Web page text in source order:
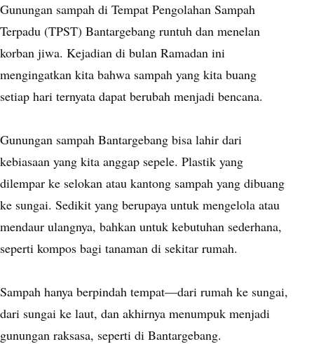
Gunungan sampah di Tempat Pengolahan Sampah
Terpadu (TPST) Bantargebang runtuh dan menelan
korban jiwa. Kejadian di bulan Ramadan ini
mengingatkan kita bahwa sampah yang kita buang
setiap hari ternyata dapat berubah menjadi bencana.
Gunungan sampah Bantargebang bisa lahir dari
kebiasaan yang kita anggap sepele. Plastik yang
dilempar ke selokan atau kantong sampah yang dibuang
ke sungai. Sedikit yang berupaya untuk mengelola atau
mendaur ulangnya, bahkan untuk kebutuhan sederhana,
seperti kompos bagi tanaman di sekitar rumah.
Sampah hanya berpindah tempat—dari rumah ke sungai,
dari sungai ke laut, dan akhirnya menumpuk menjadi
gunungan raksasa, seperti di Bantargebang.